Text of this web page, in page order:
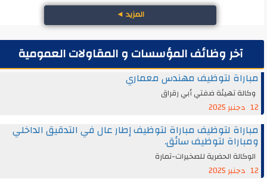
المزيد◄
آخر وظائف المؤسسات و المقاولات العمومية
مباراة لتوظيف مهندس معماري
وكالة تهيئة ضفتي أبي رقراق
12 دجنبر 2025
مباراة لتوظيف مباراة لتوظيف إطار عال في التدقيق الداخلي
ومباراة لتوظيف سائق.
الوكالة الحضرية للصخيرات-تمارة
12 دجنبر 2025